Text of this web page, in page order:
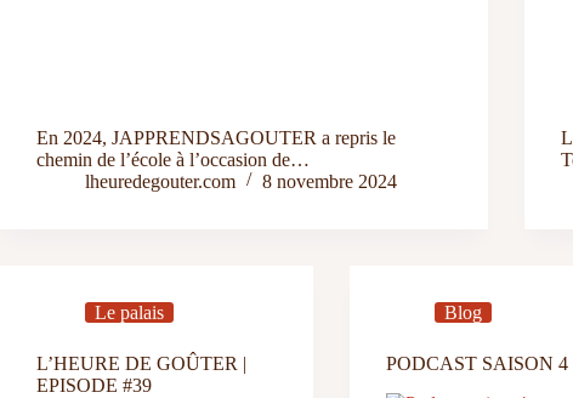
En 2024, JAPPRENDSAGOUTER a repris le
chemin de l’école à l’occasion de…
lheuredegouter.com
8 novembre 2024
Le palais
L’HEURE DE GOÛTER |
EPISODE #39
Blog
PODCAST SAISON 4